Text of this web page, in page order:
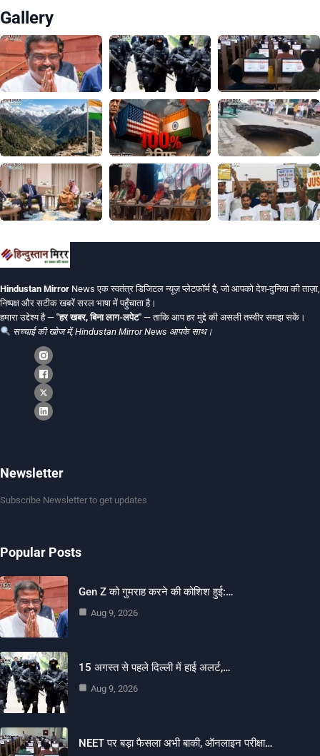
Gallery
Hindustan Mirror News एक स्वतंत्र डिजिटल न्यूज़ प्लेटफॉर्म है, जो आपको देश-दुनिया की ताज़ा,
निष्पक्ष और सटीक खबरें सरल भाषा में पहुँचाता है।
हमारा उद्देश्य है — "हर खबर, बिना लाग-लपेट" — ताकि आप हर मुद्दे की असली तस्वीर समझ सकें।
सच्चाई की खोज में, Hindustan Mirror News आपके साथ।
Newsletter
Subscribe Newsletter to get updates
Popular Posts
Gen Z को गुमराह करने की कोशिश हुई:…
Aug 9, 2026
15 अगस्त से पहले दिल्ली में हाई अलर्ट,…
Aug 9, 2026
NEET पर बड़ा फैसला अभी बाकी, ऑनलाइन परीक्षा…